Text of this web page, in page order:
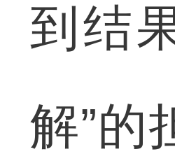
到结
解”的